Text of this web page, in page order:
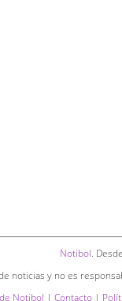
Notibol.
noticias y no es
Notibol | Contacto|